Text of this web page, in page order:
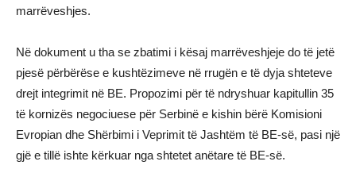
marrëveshjes.
Në dokument u tha se zbatimi i kësaj marrëveshjeje do të jetë
pjesë përbërëse e kushtëzimeve në rrugën e të dyja shteteve
drejt integrimit në BE. Propozimi për të ndryshuar kapitullin 35
të kornizës negociuese për Serbinë e kishin bërë Komisioni
Evropian dhe Shërbimi i Veprimit të Jashtëm të BE-së, pasi një
gjë e tillë ishte kërkuar nga shtetet anëtare të BE-së.